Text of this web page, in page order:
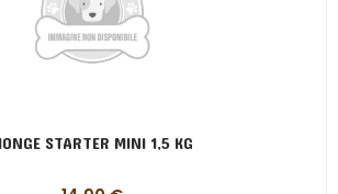
STARTER MINI 1,5 KG